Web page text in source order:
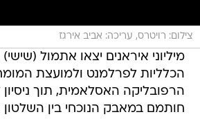
צילום: רויטרס, עריכה: אביב אירגז
מיליוני איראנים יצאו אתמול
הכלליות לפרלמנט ולמועצת
הרפובליקה האסלאמית, תוך
חותמם במאבק הנוכחי בין